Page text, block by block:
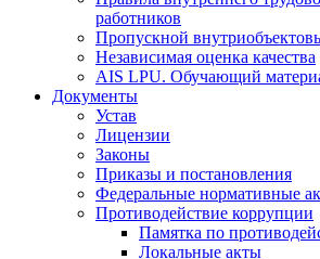
работников
Пропускной
Независимая оценка качества
AIS LPU. Обучающий
Документы
Устав
Лицензии
Законы
Приказы и постановления
Федеральные нормативные
Противодействие коррупции
Памятка по
Локальные акты